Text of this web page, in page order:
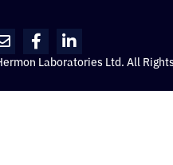
Laboratories Ltd. All